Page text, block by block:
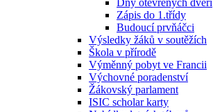
Dny otevřených dveří
Zápis do 1.třídy
Budoucí prvňáčci
Výsledky žáků v soutěžích
Škola v přírodě
Výměnný pobyt ve Francii
Výchovné poradenství
Žákovský parlament
ISIC scholar karty